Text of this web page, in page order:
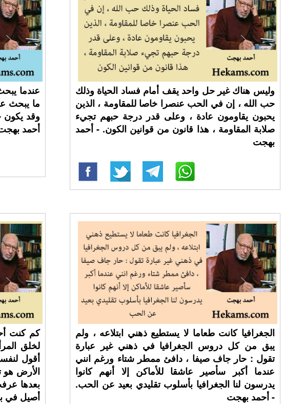
عندما
ما يبحث
وقد يكون
أحمد
وليس هناك غير حل واحد يقف أمام فساد الحياة وذلك
حب الله ، إن في الحب عنصرا خاصا للمقاومة ، الذين
يحبون يقاومون عادة ، وعلى قدر درجة حبهم تجيء
صلابة المقاومة ، هذا قانون من قوانين الكون. - أحمد
بهجت
كم كنت
لخلق
أقول
الأرض هو
بعدها
أصيل في
الجغرافيا كانت طعاما لا يستطيع ذهني ابتلاعه ، ولم
يبق من كل دروس الجغرافيا في ذهني غير عبارة
تقول : حار جاف صيفا ، دافئ ممطر شتاء ورغم انني
عندما أكبر سأصير عاشقا للأماكن إلا أنهم كانوا
يدرسون لنا الجغرافيا بأسلوب تقليدي بعيد عن الحب.
- أحمد بهجت